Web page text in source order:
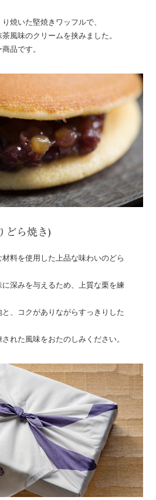
焼いた堅焼きワッフルで、
風味のクリームを挟みました。
品です。
どら焼き)
料を使用した上品な味わいのどら
深みを与えるため、上質な栗を練
、コクがありながらすっきりした
れた風味をおたのしみください。